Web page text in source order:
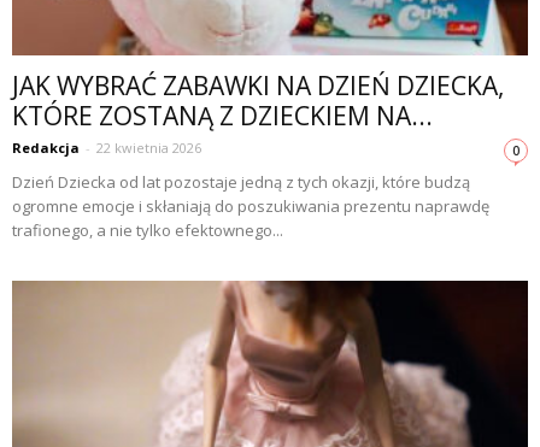
JAK WYBRAĆ ZABAWKI NA DZIEŃ DZIECKA,
KTÓRE ZOSTANĄ Z DZIECKIEM NA...
Redakcja - 22 kwietnia 2026 0
Dzień Dziecka od lat pozostaje jedną z tych okazji, które budzą
ogromne emocje i skłaniają do poszukiwania prezentu naprawdę
trafionego, a nie tylko efektownego...